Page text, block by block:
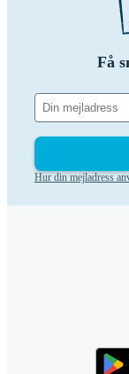
Få
Hur din mejladress